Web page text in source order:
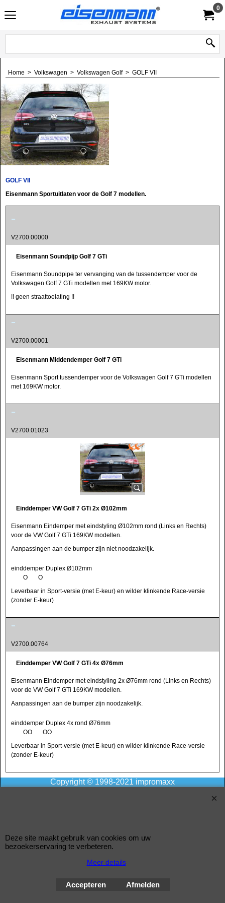
0
Home > Volkswagen > Volkswagen Golf> GOLF VII
GOLF VII
Eisenmann Sportuitlaten voor de Golf 7 modellen.
V2700.00000
Eisenmann Soundpijp Golf 7 GTi
Eisenmann Soundpipe ter vervanging van de tussendemper voor de
Volkswagen Golf 7 GTi modellen met 169KW motor.
!! geen straattoelating !!
V2700.00001
Eisenmann Middendemper Golf 7 GTi
Eisenmann Sport tussendemper voor de Volkswagen Golf 7 GTi modellen
met 169KW motor.
V2700.01023
Einddemper VW Golf 7 GTi 2x Ø102mm
Eisenmann Eindemper met eindstyling Ø102mm rond (Links en Rechts)
voor de VW Golf 7 GTi 169KW modellen.
Aanpassingen aan de bumper zijn niet noodzakelijk.
einddemper Duplex Ø102mm
O O
Leverbaar in Sport-versie (met E-keur) en wilder klinkende Race-versie
(zonder E-keur)
V2700.00764
Einddemper VW Golf 7 GTi 4x Ø76mm
Eisenmann Eindemper met eindstyling 2x Ø76mm rond (Links en Rechts)
voor de VW Golf 7 GTi 169KW modellen.
Aanpassingen aan de bumper zijn noodzakelijk.
einddemper Duplex 4x rond Ø76mm
OO OO
Leverbaar in Sport-versie (met E-keur) en wilder klinkende Race-versie
(zonder E-keur)
Copyright © 1998-2021 impromaxx
ShopFactory webwinkel
software.
Deze site maakt gebruik van cookies om uw
bezoekerservaring te verbeteren.
Meer details
Accepteren Afmelden